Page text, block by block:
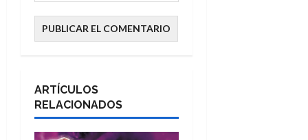
ARTÍCULOS
RELACIONADOS